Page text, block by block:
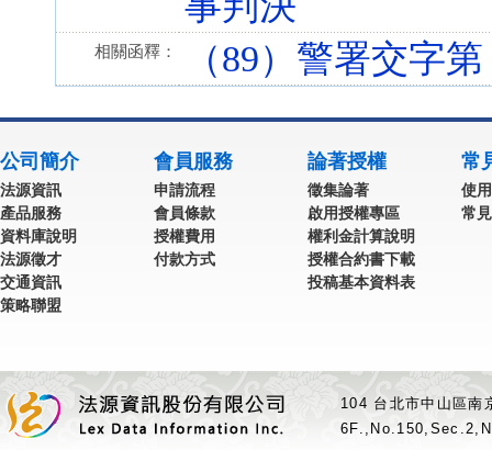
相關函釋： （89）警署交字
公司簡介
法源資訊
產品服務
資料庫說明
法源徵才
交通資訊
策略聯盟
會員服務
申請流程
會員條款
授權費用
付款方式
論著授權
徵集論著
啟用授權專區
權利金計算說明
授權合約書下載
投稿基本資料表
常
使
常
104 台北市中山區